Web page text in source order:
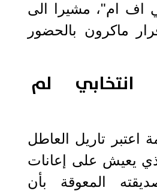
اف ام"، مشيرا الى
ماكرون بالحضور
انتخابي لم
اعتبر تاريل العاطل
يعيش على إعانات
المعوقة بأن